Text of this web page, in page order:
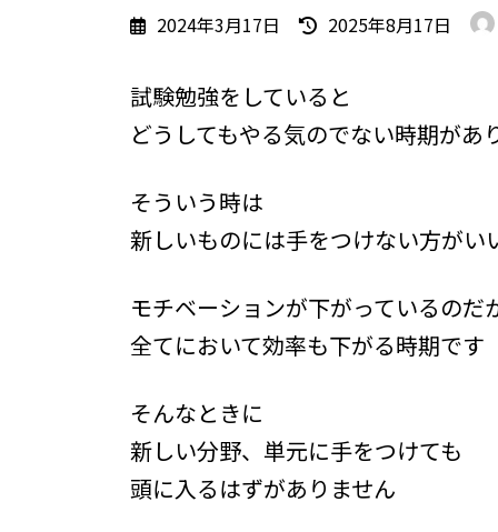
2024年3月17日
最
新
日
時
2025年8月17日
試験勉強をしていると
どうしてもやる気のでない時期があ
そういう時は
新しいものには手をつけない方がい
モチベーションが下がっているのだ
全てにおいて効率も下がる時期です
そんなときに
新しい分野、単元に手をつけても
頭に入るはずがありません